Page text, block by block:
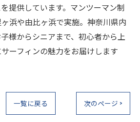
提供しています。マンツーマン制
浜や由比ヶ浜で実施。神奈川県内
様からシニアまで、初心者から上
ーフィンの魅力をお届けします
一覧に戻る 次のページ >